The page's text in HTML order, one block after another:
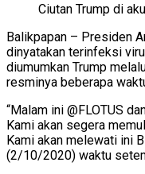
Ciutan Trump di
Balikpapan – Presiden
dinyatakan terinfeksi
diumumkan Trump
resminya beberapa
“Malam ini @FLOTUS
Kami akan segera
Kami akan melewati ini
(2/10/2020) waktu